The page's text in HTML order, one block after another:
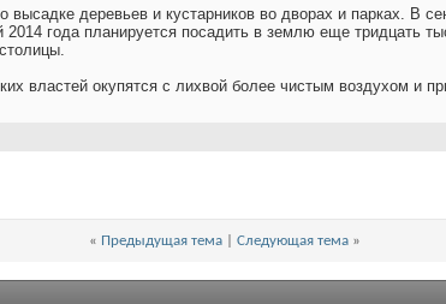
высадке деревьев и кустарников во дворах и парках. В
2014 года планируется посадить в землю еще тридцать
властей окупятся с лихвой более чистым воздухом и
« Предыдущая тема Следующая тема »